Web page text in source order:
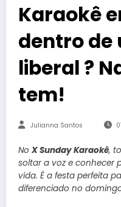
Karaokê
dentro de
liberal ?
tem!
Julianna Santos
No X Sunday Karaokê,
soltar a voz e conhecer
vida. É a festa perfeita
diferenciado no